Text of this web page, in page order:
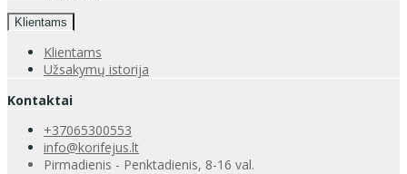
Klientams
Klientams
Užsakymų istorija
Kontaktai
+37065300553
info@korifejus.lt
Pirmadienis - Penktadienis, 8-16 val.